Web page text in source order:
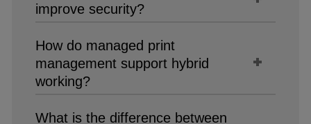
improve security?
How do managed print
management support hybrid
working?
What is the difference between